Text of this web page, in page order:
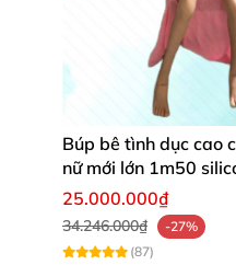
—Ảnh chụp
—Video giới
2.Hình ảnh
Búp bê tình dục cao
nữ mới lớn 1m50
25.000.000₫
34.246.000₫
-27%
(87)